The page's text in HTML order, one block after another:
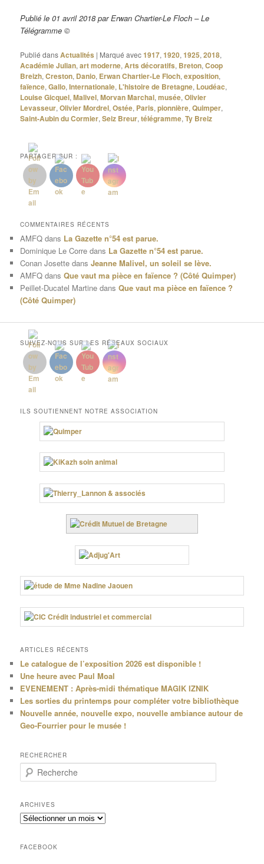
Publié le 01 avril 2018 par Erwan Chartier-Le Floch – Le
Télégramme ©
Publié dansActualités | Marqué avec1917,1920,1925,2018,
Académie Julian,art moderne,Arts décoratifs, Breton,Coop
Breizh,Creston, Danio, Erwan Chartier-Le Floch,exposition,
faïence,Gallo,Internationale, L'histoire de Bretagne, Loudéac,
Louise Gicquel,Malivel,Morvan Marchal,musée,Olivier
Levasseur,Olivier Mordrel,Ostée, Paris,pionnière,Quimper,
Saint-Aubin du Cormier,Seiz Breur,télégramme,Ty Breiz
PARTAGER SUR :
COMMENTAIRES RÉCENTS
AMFQ dans La Gazette n°54 est parue.
Dominique Le Corre dans La Gazette n°54 est parue.
Conan Josette dansJeanne Malivel, un soleil se lève.
AMFQ dansQue vaut ma pièce en faïence ? (Côté Quimper)
Peillet-Ducatel Martine dansQue vaut ma pièce en faïence ?
(Côté Quimper)
SUIVEZ-NOUS SUR LES RÉSEAUX SOCIAUX
ILS SOUTIENNENT NOTRE ASSOCIATION
ARTICLES RÉCENTS
Le catalogue de l’exposition 2026 est disponible !
Une heure avec Paul Moal
EVENEMENT : Après-midi thématique MAGIK IZNIK
Les sorties du printemps pour compléter votre bibliothèque
Nouvelle année, nouvelle expo, nouvelle ambiance autour de
Geo-Fourrier pour le musée !
RECHERCHER
e
h
e
r
h
ARCHIVES
Archives
FACEBOOK